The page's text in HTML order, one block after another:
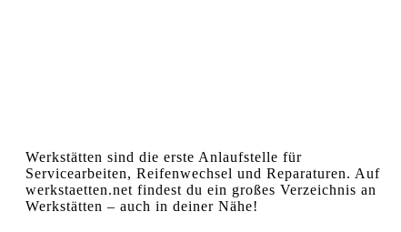
Werkstätten sind die erste Anlaufstelle für
Servicearbeiten, Reifenwechsel und Reparaturen. Auf
werkstaetten.net findest du ein großes Verzeichnis an
Werkstätten – auch in deiner Nähe!